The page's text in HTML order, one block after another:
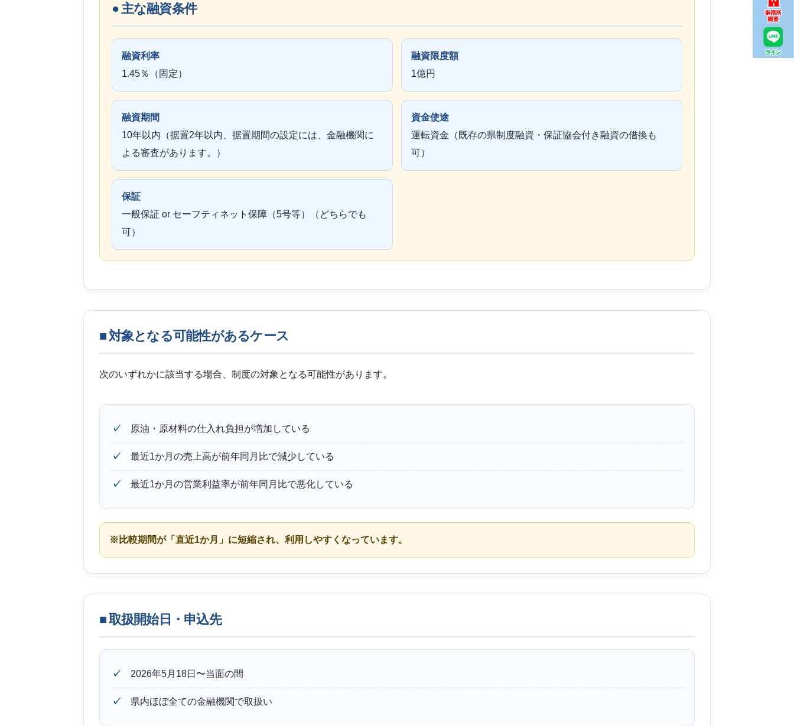
● 主な融資条件
融資利率
1.45％（固定）
融資限度額
1億円
融資期間
10年以内（据置2年以内、据置期間の設定には、金融機関に
よる審査があります。）
資金使途
運転資金（既存の県制度融資・保証協会付き融資の借換も
可）
保証
一般保証 or セーフティネット保障（5号等）（どちらでも
可）
■ 対象となる可能性があるケース
次のいずれかに該当する場合、制度の対象となる可能性があります。
原油・原材料の仕入れ負担が増加している
最近1か月の売上高が前年同月比で減少している
最近1か月の営業利益率が前年同月比で悪化している
※比較期間が「直近1か月」に短縮され、利用しやすくなっています。
■ 取扱開始日・申込先
2026年5月18日〜当面の間
県内ほぼ全ての金融機関で取扱い